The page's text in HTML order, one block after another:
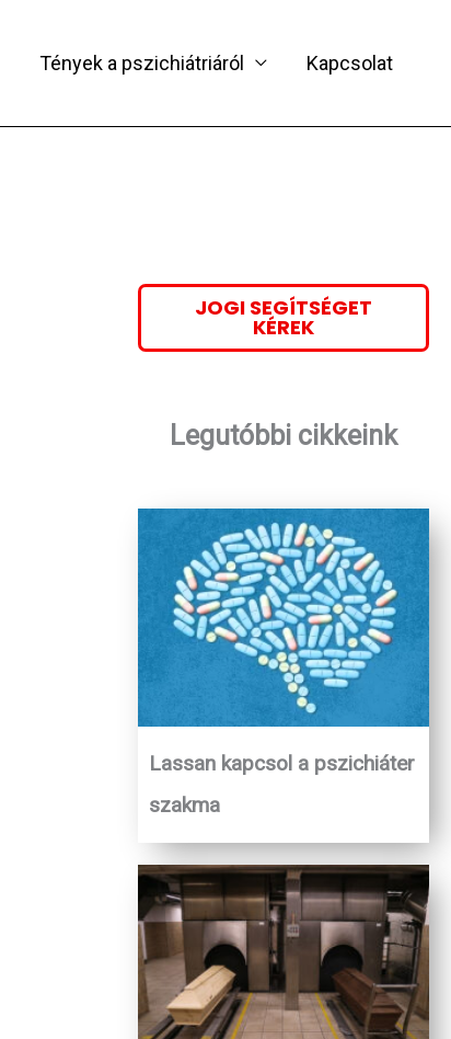
Tények a pszichiátriáról Kapcsolat
JOGI SEGÍTSÉGET
KÉREK
Legutóbbi cikkeink
Lassan kapcsol a pszichiáter
szakma